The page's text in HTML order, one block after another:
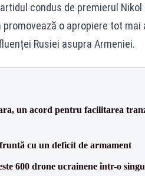
condus de premierul
o apropiere tot mai
Rusiei asupra Armeniei.
un acord pentru facilitarea
cu un deficit de armament
600 drone ucrainene într-o